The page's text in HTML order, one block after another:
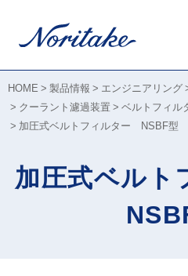
HOME 製品情報 エンジニアリング
クーラント濾過装置
ベルトフィル
加圧式ベルトフィルター NSBF型
加圧式ベル